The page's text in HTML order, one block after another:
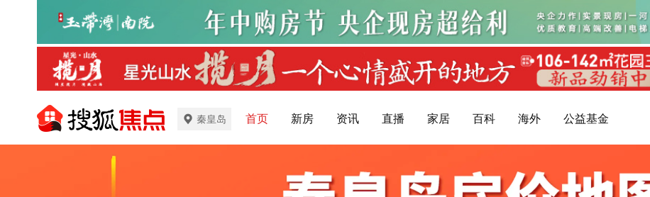
秦皇岛 首页 新房 资讯 直播 家居 百科 海外 公益基金